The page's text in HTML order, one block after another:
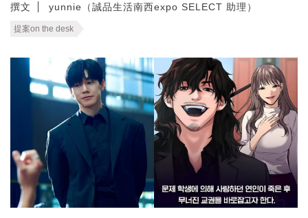
撰文 yunnie（誠品生活南西expo SELECT 助理）
提案on the desk